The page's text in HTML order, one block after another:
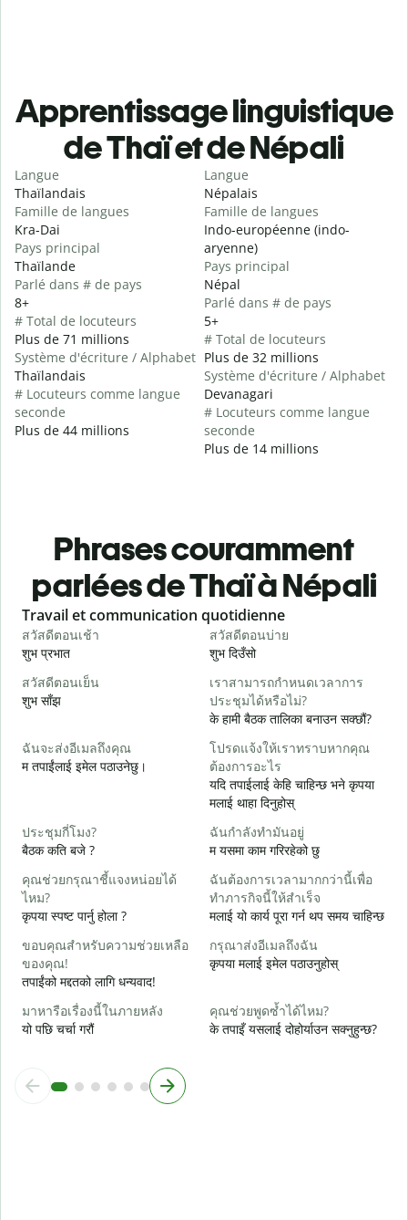
Apprentissage linguistique
de Thaï et de Népali
Langue
Thaïlandais
Famille de langues
Kra-Dai
Pays principal
Thaïlande
Parlé dans # de pays
8+
# Total de locuteurs
Plus de 71 millions
Système d'écriture / Alphabet
Thaïlandais
# Locuteurs comme langue
seconde
Plus de 44 millions
Langue
Népalais
Famille de langues
Indo-européenne (indo-
aryenne)
Pays principal
Népal
Parlé dans # de pays
5+
# Total de locuteurs
Plus de 32 millions
Système d'écriture / Alphabet
Devanagari
# Locuteurs comme langue
seconde
Plus de 14 millions
Phrases couramment
parlées de Thaï à Népali
Slide 1 of 6
Travail et communication quotidienne
สวัสดีตอนเช้า
शुभ प्रभात
สวัสดีตอนบ่าย
शुभ दिउँसो
สวัสดีตอนเย็น
शुभ साँझ
เราสามารถกำหนดเวลาการ
ประชุมได้หรือไม่?
के हामी बैठक तालिका बनाउन सक्छौं?
ฉันจะส่งอีเมลถึงคุณ
म तपाईंलाई इमेल पठाउनेछु।
โปรดแจ้งให้เราทราบหากคุณ
ต้องการอะไร
यदि तपाईलाई केहि चाहिन्छ भने कृपया
मलाई थाहा दिनुहोस्
ประชุมกี่โมง?
बैठक कति बजे ?
ฉันกำลังทำมันอยู่
म यसमा काम गरिरहेको छु
คุณช่วยกรุณาชี้แจงหน่อยได้
ไหม?
कृपया स्पष्ट पार्नु होला ?
ฉันต้องการเวลามากกว่านี้เพื่อ
ทำภารกิจนี้ให้สำเร็จ
मलाई यो कार्य पूरा गर्न थप समय चाहिन्छ
ขอบคุณสำหรับความช่วยเหลือ
ของคุณ!
तपाईंको मद्दतको लागि धन्यवाद!
กรุณาส่งอีเมลถึงฉัน
कृपया मलाई इमेल पठाउनुहोस्
มาหารือเรื่องนี้ในภายหลัง
यो पछि चर्चा गरौं
คุณช่วยพูดซ้ำได้ไหม?
के तपाइँ यसलाई दोहोर्याउन सक्नुहुन्छ?